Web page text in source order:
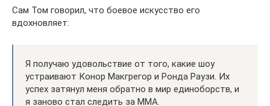
Сам Том говорил, что боевое искусство его
вдохновляет:
Я получаю удовольствие от того, какие шоу
устраивают Конор Макгрегор и Ронда Раузи. Их
успех затянул меня обратно в мир единоборств, и
я заново стал следить за MMA.